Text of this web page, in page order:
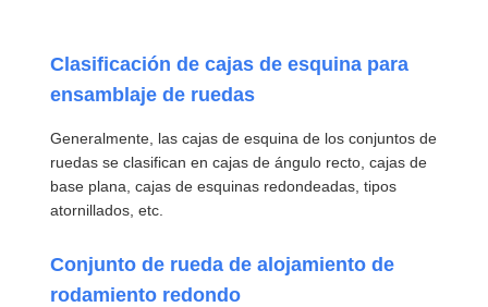
Clasificación de cajas de esquina para
ensamblaje de ruedas
Generalmente, las cajas de esquina de los conjuntos de
ruedas se clasifican en cajas de ángulo recto, cajas de
base plana, cajas de esquinas redondeadas, tipos
atornillados, etc.
Conjunto de rueda de alojamiento de
rodamiento redondo